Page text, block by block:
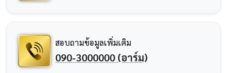
สอบถามข้อมูลเพิ่มเติม
090-3000000 (อาร์ม)